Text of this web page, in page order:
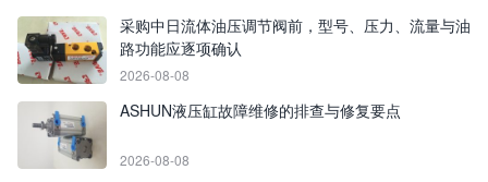
采购中日流体油压调节阀前，型号、压力、流量与油
路功能应逐项确认
2026-08-08
ASHUN液压缸故障维修的排查与修复要点
2026-08-08